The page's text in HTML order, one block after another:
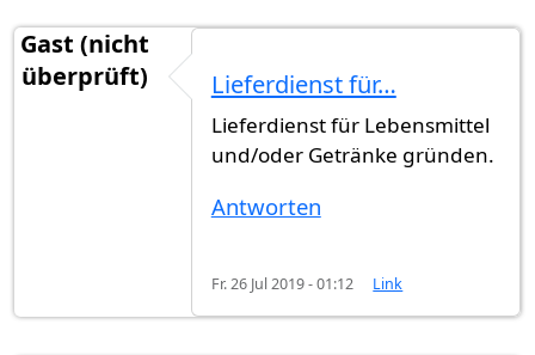
Gast (nicht
überprüft)
Lieferdienst für…
Lieferdienst für Lebensmittel
und/oder Getränke gründen.
Antworten
Fr. 26 Jul 2019 - 01:12 Link